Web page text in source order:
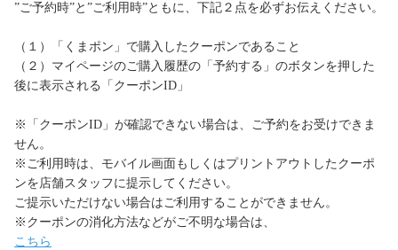
”ご予約時”と”ご利用時”ともに、下記２点を必ずお伝えください。
（１）「くまポン」で購入したクーポンであること
（２）マイページのご購入履歴の「予約する」のボタンを押した
後に表示される「クーポンID」
※「クーポンID」が確認できない場合は、ご予約をお受けできま
せん。
※ご利用時は、モバイル画面もしくはプリントアウトしたクーポ
ンを店舗スタッフに提示してください。
ご提示いただけない場合はご利用することができません。
※クーポンの消化方法などがご不明な場合は、
こちら